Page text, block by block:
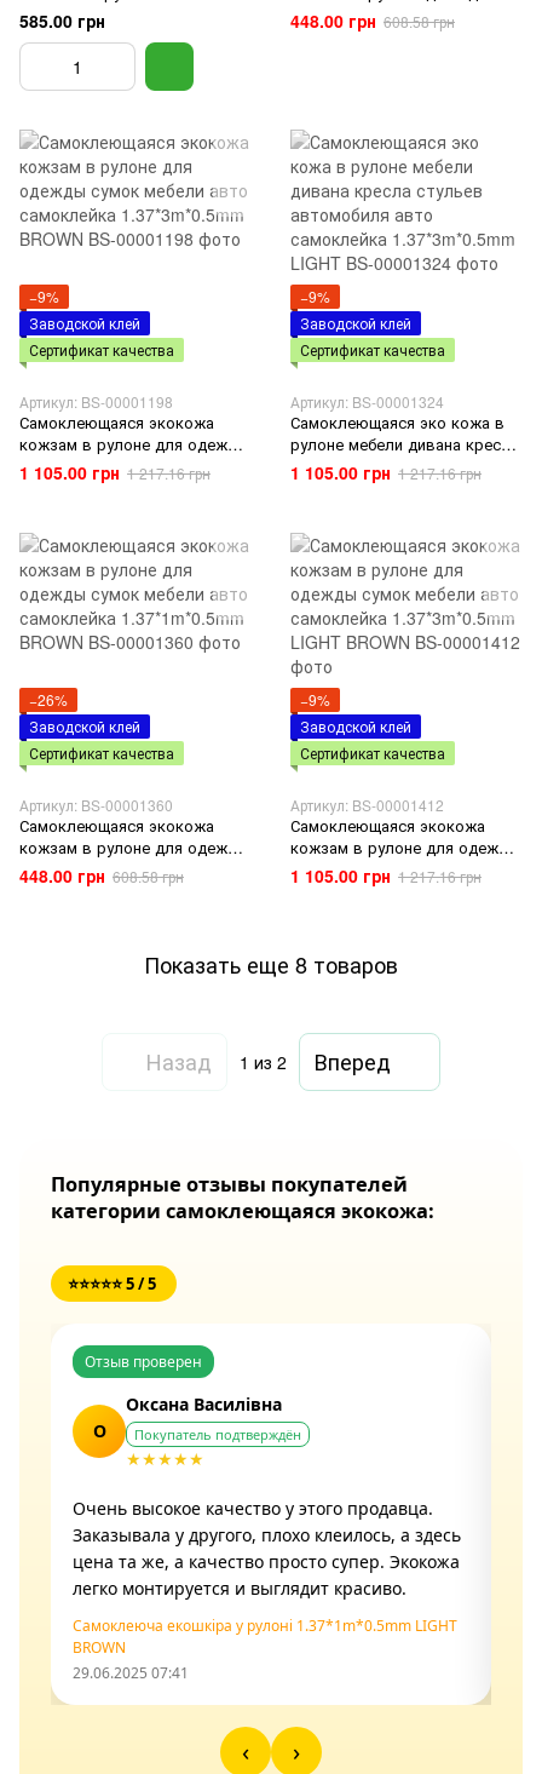
0.5мм Терракотовый
585.00 грн
сумок мебели авто
самоклейка 1.37*1m*0.5mm
448.00 грн 608.58 грн
−9%
Заводской клей
Сертификат качества
Артикул: BS-00001198
Самоклеющаяся экокожа
кожзам в рулоне для одежды
сумок мебели авто
самоклейка 1.37*3m*0.5mm
1 105.00 грн 1 217.16 грн
−9%
Заводской клей
Сертификат качества
Артикул: BS-00001324
Самоклеющаяся эко кожа в
рулоне мебели дивана кресла
стульев автомобиля авто
самоклейка 1.37*3m*0.5mm
1 105.00 грн 1 217.16 грн
−26%
Заводской клей
Сертификат качества
Артикул: BS-00001360
Самоклеющаяся экокожа
кожзам в рулоне для одежды
сумок мебели авто
самоклейка 1.37*1m*0.5mm
448.00 грн 608.58 грн
−9%
Заводской клей
Сертификат качества
Артикул: BS-00001412
Самоклеющаяся экокожа
кожзам в рулоне для одежды
сумок мебели авто
самоклейка 1.37*3m*0.5mm
1 105.00 грн 1 217.16 грн
Показать еще 8 товаров
Назад 1 из 2 Вперед
Популярные отзывы покупателей
категории самоклеющаяся экокожа:
⭐⭐⭐⭐⭐ 5 / 5
Отзыв проверен
О
Оксана Василівна
Покупатель подтверждён
★★★★★
Очень высокое качество у этого продавца.
Заказывала у другого, плохо клеилось, а здесь
цена та же, а качество просто супер. Экокожа
легко монтируется и выглядит красиво.
Самоклеюча екошкіра у рулоні 1.37*1m*0.5mm LIGHT
BROWN
29.06.2025 07:41
‹ ›